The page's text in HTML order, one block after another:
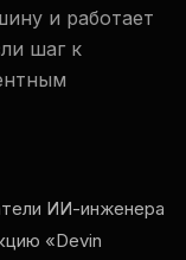
и работает
шаг к
ИИ-инженера
«Devin